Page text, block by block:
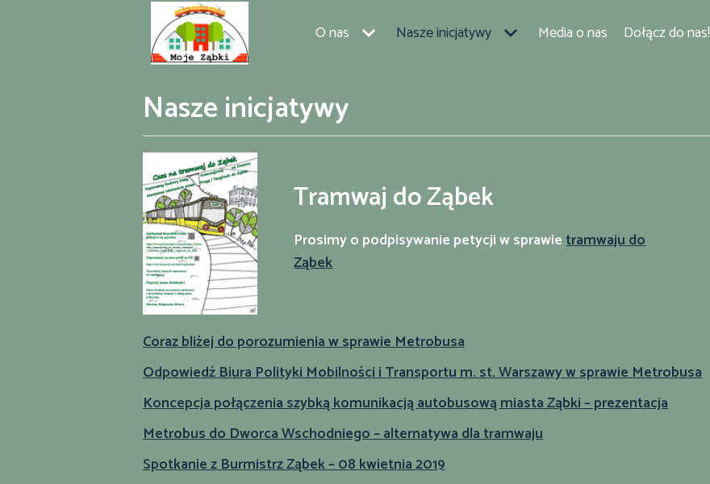
O nas Nasze inicjatywy Media o nas Dołącz do nas!
Nasze inicjatywy
Tramwaj do Ząbek
Prosimy o podpisywanie petycji w sprawietramwaju do
Ząbek
Coraz bliżej do porozumienia w sprawie Metrobusa
Odpowiedź Biura Polityki Mobilności i Transportu m. st. Warszawy w sprawie Metrobusa
Koncepcja połączenia szybką komunikacją autobusową miasta Ząbki – prezentacja
Metrobus do Dworca Wschodniego – alternatywa dla tramwaju
Spotkanie z Burmistrz Ząbek – 08 kwietnia 2019